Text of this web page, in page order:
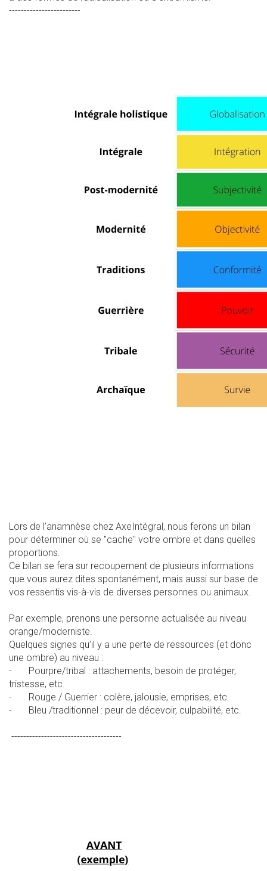
------------------------
Lors de l’anamnèse chez AxeIntégral, nous ferons un bilan
pour déterminer où se "cache" votre ombre et dans quelles
proportions.
Ce bilan se fera sur recoupement de plusieurs informations
que vous aurez dites spontanément, mais aussi sur base de
vos ressentis vis-à-vis de diverses personnes ou animaux.
Par exemple, prenons une personne actualisée au niveau
orange/moderniste.
Quelques signes qu’il y a une perte de ressources (et donc
une ombre) au niveau :
- Pourpre/tribal : attachements, besoin de protéger,
tristesse, etc.
- Rouge / Guerrier : colère, jalousie, emprises, etc.
- Bleu /traditionnel : peur de décevoir, culpabilité, etc.
-------------------------------------